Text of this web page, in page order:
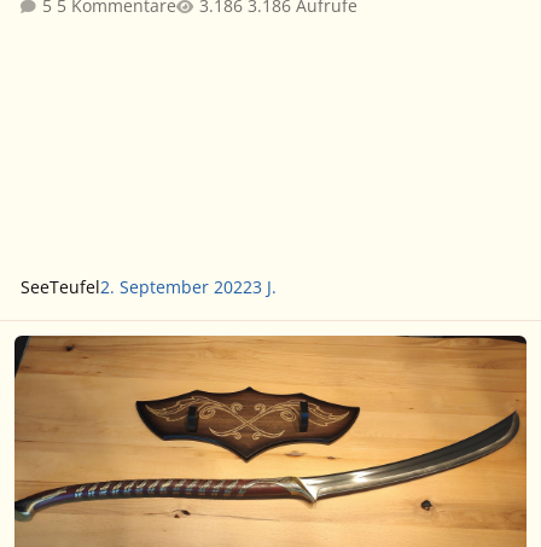
5 Kommentare
3.186 Aufrufe
SeeTeufel2. September 20223 J.
Verkaufe Schwert der Elbenkrieger (Jahr 2009)